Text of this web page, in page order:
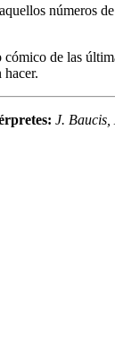
números
de las
J. Baucis,